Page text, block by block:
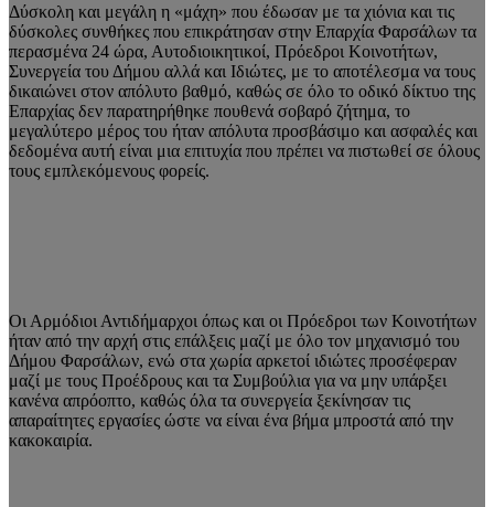
Δύσκολη και μεγάλη η «μάχη» που έδωσαν με τα χιόνια και τις
δύσκολες συνθήκες που επικράτησαν στην Επαρχία Φαρσάλων τα
περασμένα 24 ώρα, Αυτοδιοικητικοί, Πρόεδροι Κοινοτήτων,
Συνεργεία του Δήμου αλλά και Ιδιώτες, με το αποτέλεσμα να τους
δικαιώνει στον απόλυτο βαθμό, καθώς σε όλο το οδικό δίκτυο της
Επαρχίας δεν παρατηρήθηκε πουθενά σοβαρό ζήτημα, το
μεγαλύτερο μέρος του ήταν απόλυτα προσβάσιμο και ασφαλές και
δεδομένα αυτή είναι μια επιτυχία που πρέπει να πιστωθεί σε όλους
τους εμπλεκόμενους φορείς.
Οι Αρμόδιοι Αντιδήμαρχοι όπως και οι Πρόεδροι των Κοινοτήτων
ήταν από την αρχή στις επάλξεις μαζί με όλο τον μηχανισμό του
Δήμου Φαρσάλων, ενώ στα χωρία αρκετοί ιδιώτες προσέφεραν
μαζί με τους Προέδρους και τα Συμβούλια για να μην υπάρξει
κανένα απρόοπτο, καθώς όλα τα συνεργεία ξεκίνησαν τις
απαραίτητες εργασίες ώστε να είναι ένα βήμα μπροστά από την
κακοκαιρία.